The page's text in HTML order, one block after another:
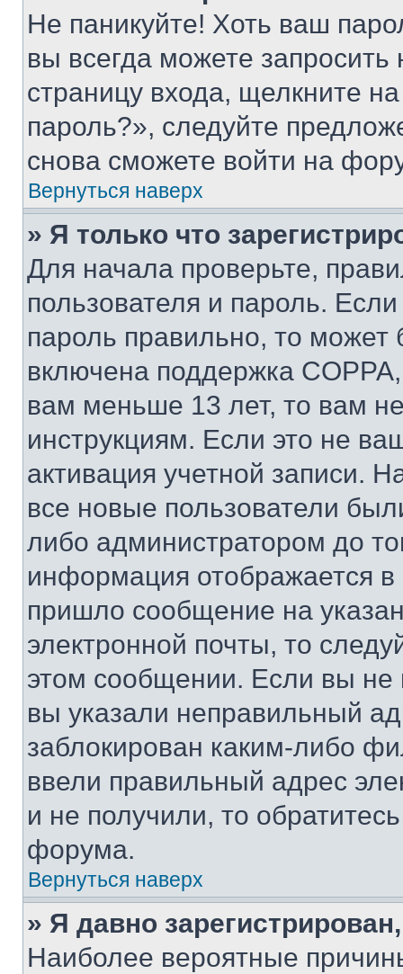
Не паникуйте! Хоть ваш
вы всегда можете
страницу входа, щелкните
пароль?», следуйте
снова сможете войти на
Вернуться наверх
» Я только что
Для начала проверьте,
пользователя и пароль.
пароль правильно, то может
включена поддержка
вам меньше 13 лет, то вам
инструкциям. Если это не
активация учетной записи.
все новые пользователи
либо администратором до
информация отображается
пришло сообщение на
электронной почты, то
этом сообщении. Если вы
вы указали неправильный
заблокирован каким-либо
ввели правильный адрес
и не получили, то
форума.
Вернуться наверх
» Я давно
Наиболее вероятные